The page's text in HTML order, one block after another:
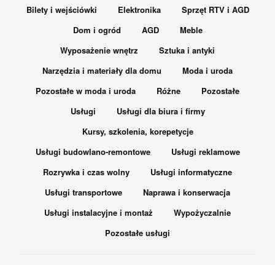
Bilety i wejściówki
Elektronika
Sprzęt RTV i AGD
Dom i ogród
AGD
Meble
Wyposażenie wnętrz
Sztuka i antyki
Narzędzia i materiały dla domu
Moda i uroda
Pozostałe w moda i uroda
Różne
Pozostałe
Usługi
Usługi dla biura i firmy
Kursy, szkolenia, korepetycje
Usługi budowlano-remontowe
Usługi reklamowe
Rozrywka i czas wolny
Usługi informatyczne
Usługi transportowe
Naprawa i konserwacja
Usługi instalacyjne i montaż
Wypożyczalnie
Pozostałe usługi